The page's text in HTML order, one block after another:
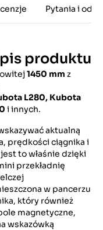
Pytania i
produktu
1450 mm z
L280, Kubota
i innych.
aktualną
prędkości ciągnika i
to właśnie dzięki
przekładnię
w pancerzu
który również
magnetyczne,
wskazówką